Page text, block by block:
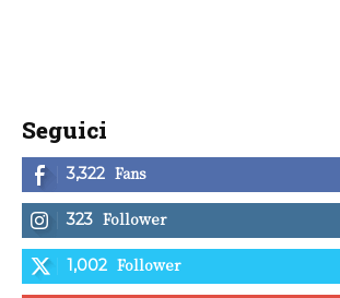
Seguici
3,322 Fans
323 Follower
1,002 Follower